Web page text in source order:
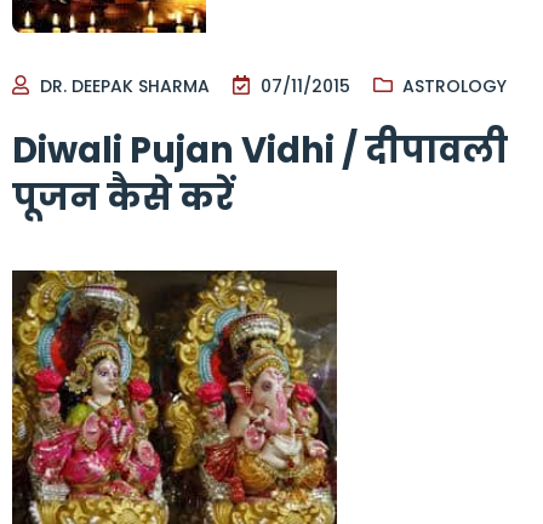
DR. DEEPAK SHARMA 07/11/2015 ASTROLOGY
Diwali Pujan Vidhi / दीपावली
पूजन कैसे करें